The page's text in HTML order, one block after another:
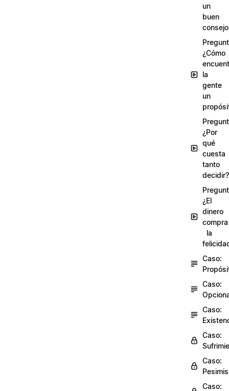
un
buen
¿Cómo
la
gente
un
¿Por
qué
cuesta
tanto
decidir?
¿El
dinero
compra
la
Caso:
Caso:
Caso:
Caso:
Caso:
Caso: